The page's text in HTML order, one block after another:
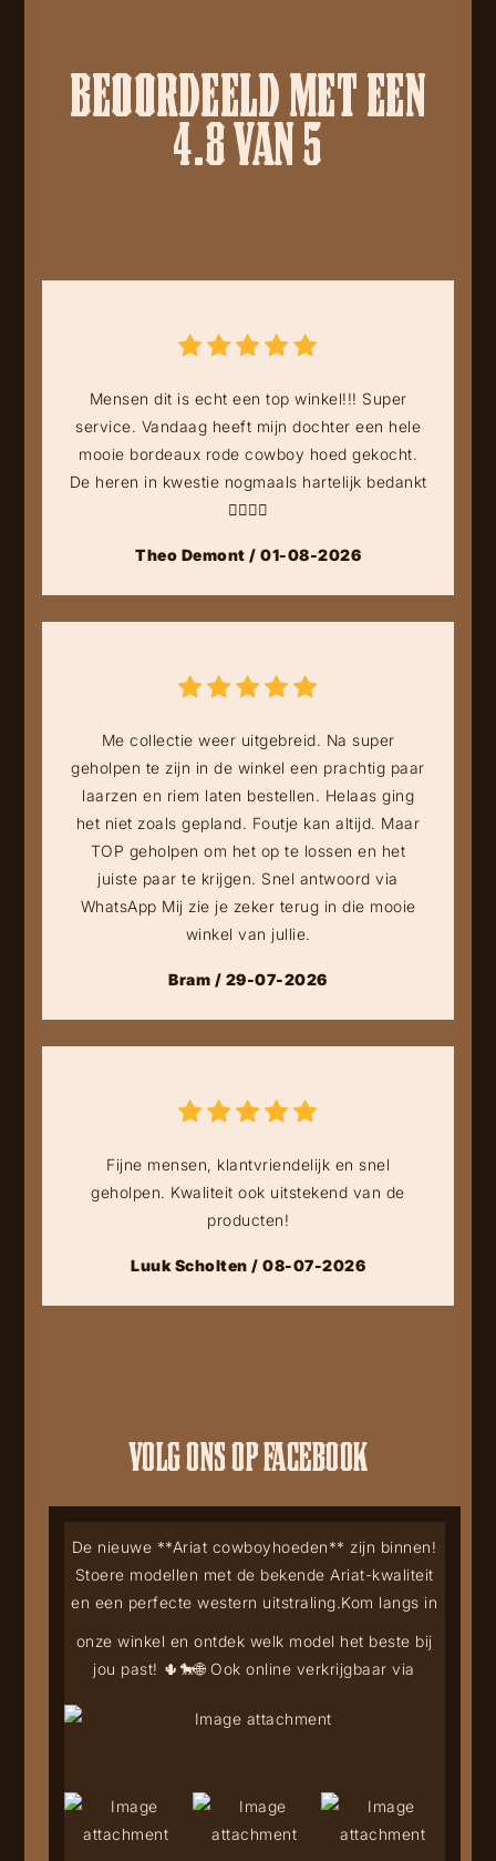
BEOORDEELD MET EEN
4.8 VAN 5
Mensen dit is echt een top winkel!!! Super
service. Vandaag heeft mijn dochter een hele
mooie bordeaux rode cowboy hoed gekocht.
De heren in kwestie nogmaals hartelijk bedankt
👍🏻👍🏻
Theo Demont / 01-08-2026
Me collectie weer uitgebreid. Na super
geholpen te zijn in de winkel een prachtig paar
laarzen en riem laten bestellen. Helaas ging
het niet zoals gepland. Foutje kan altijd. Maar
TOP geholpen om het op te lossen en het
juiste paar te krijgen. Snel antwoord via
WhatsApp Mij zie je zeker terug in die mooie
winkel van jullie.
Bram / 29-07-2026
Fijne mensen, klantvriendelijk en snel
geholpen. Kwaliteit ook uitstekend van de
producten!
Luuk Scholten / 08-07-2026
VOLG ONS OP FACEBOOK
De nieuwe **Ariat cowboyhoeden** zijn binnen!
Stoere modellen met de bekende Ariat-kwaliteit
en een perfecte western uitstraling.Kom langs in
onze winkel en ontdek welk model het beste bij
jou past! 🌵🐎🌐 Ook online verkrijgbaar via